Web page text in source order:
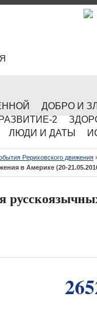
ДОБРО И
2
ЛЮДИ И ДАТЫ
Рериховского движения
в Америке (20-